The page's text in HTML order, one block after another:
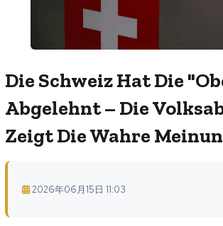
Die Schweiz Hat Die
Abgelehnt – Die
Zeigt Die Wahre
2026年06月15日 11:03